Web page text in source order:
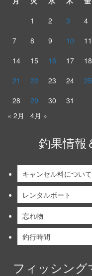
1
2 3 4
7
8 9 10 11
14
15 16 17 18
21
22 23 24 25
28
29 30
31
« 2月
4月 »
釣果情報
キャンセル料について
レンタルボート
忘れ物
釣行時間
フィッシング